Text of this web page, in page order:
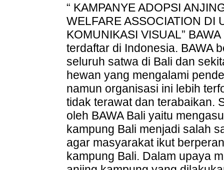
“ KAMPANYE ADOPSI
WELFARE ASSOCIATION DI
KOMUNIKASI VISUAL”
terdaftar di Indonesia. BAWA
seluruh satwa di Bali dan
hewan yang mengalami
namun organisasi ini lebih
tidak terawat dan terabaikan.
oleh BAWA Bali yaitu
kampung Bali menjadi salah
agar masyarakat ikut
kampung Bali. Dalam upaya